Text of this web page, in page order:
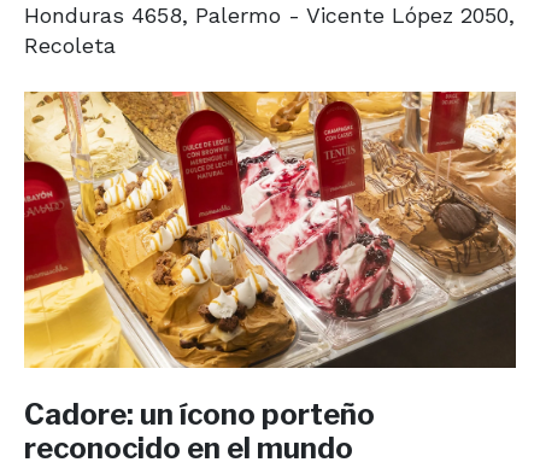
Honduras 4658, Palermo - Vicente López 2050,
Recoleta
Cadore: un ícono porteño
reconocido en el mundo